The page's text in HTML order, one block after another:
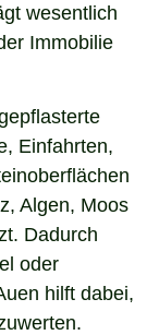
wesentlich
Immobilie
Einfahrten,
Algen, Moos
Dadurch
oder
hilft dabei,